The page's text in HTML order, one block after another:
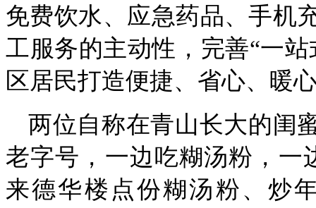
免费饮水、应急药品、手机
工服务的主动性，完善“一
区居民打造便捷、省心、暖
两位自称在青山长大的闺
老字号，一边吃糊汤粉，一
来德华楼点份糊汤粉、炒